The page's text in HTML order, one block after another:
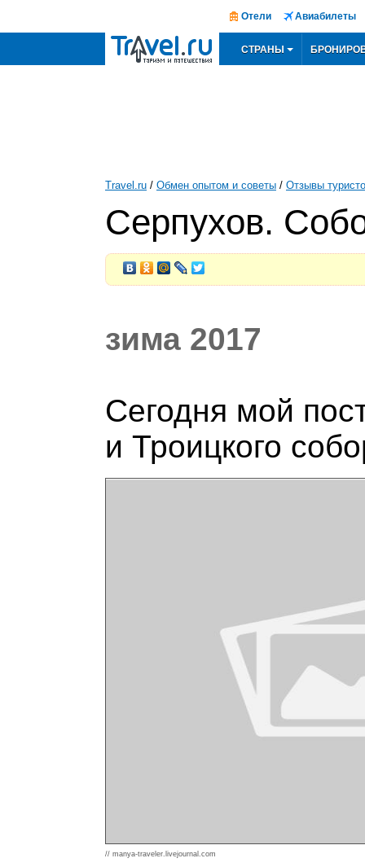
Отели Авиабилеты
СТРАНЫ
Travel.ru / Обмен опытом и советы / Отзывы
Серпухов.
зима 2017
Сегодня мой
и Троицкого
// manya-traveler.livejournal.com